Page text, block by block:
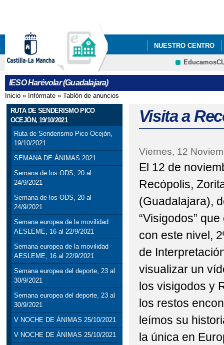
NUESTRO CENTRO
ANUNCIOS Y
IESO Harévolar (Guadalajara)
Se encuentra usted aquí
Inicio » Infórmate » Tablón de anuncios
RUTA DE SENDERISMO PICO
OCEJÓN, 19/10/2021
Ruta de Senderismo Pico Ocejón,
19/10/2021
SEMANA DE ÁNIMAS 2021
Semana de los ODS, 20 al
24/9/2021
Semana de los ODS, 20 al
24/9/2021
Semana europea de la movilidad
AESLEME, 16 al 22/9/2021
Semana europea de la movilidad
AESLEME, 16 al 22/9/2021
Semana europea del deporte, 23 al
30/9/2021
Semana europea del deporte, 23 al
30/9/2021
V NOCHE DE ÁNIMAS 25/10/2021
V NOCHE DE ÁNIMAS 25/10/2021
Visita a
Viernes, 12
El 12 de
Recópolis,
(Guadalajara),
“Visigodos”
con este nivel,
de
visualizar un
los visigodos y
los restos
leímos su
la única en